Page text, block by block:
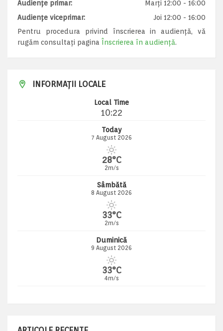
Audiențe primar:
Marți 12:00 - 16:00
Audiențe viceprimar:
Joi 12:00 - 16:00
Pentru procedura privind înscrierea in audiență, vă
rugăm consultați pagina Înscrierea în audiență.
INFORMAȚII LOCALE
Local Time
10:22
Today
7 August 2026
28°C
2m/s
Sâmbătă
8 August 2026
33°C
2m/s
Duminică
9 August 2026
33°C
4m/s